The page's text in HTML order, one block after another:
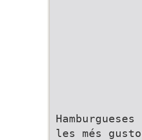
Hamburgueses
les més